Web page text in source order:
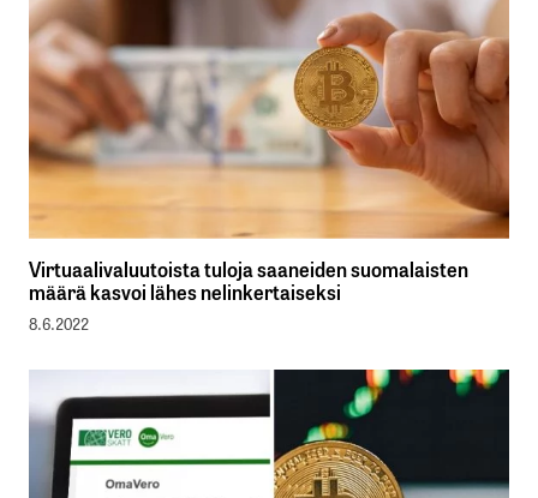
Virtuaalivaluutoista tuloja saaneiden suomalaisten
määrä kasvoi lähes nelinkertaiseksi
8.6.2022